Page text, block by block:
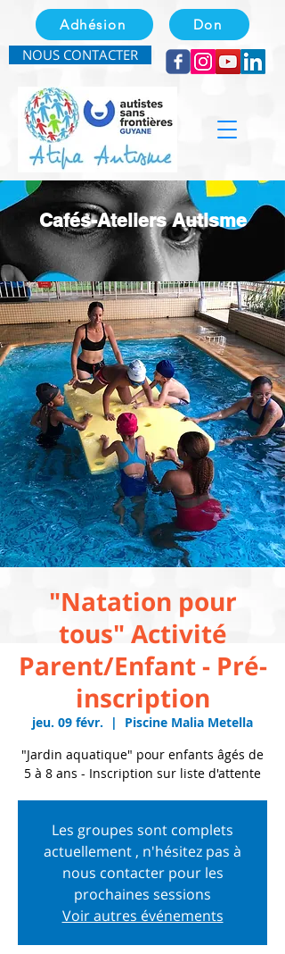
Adhésion Don
NOUS CONTACTER
Cafés-Ateliers Autisme
"Natation pour
tous" Activité
Parent/Enfant - Pré-
inscription
jeu. 09 févr.
  |
Piscine Malia Metella
"Jardin aquatique" pour enfants âgés de
5 à 8 ans - Inscription sur liste d'attente
Les groupes sont complets
actuellement , n'hésitez pas à
nous contacter pour les
prochaines sessions
Voir autres événements